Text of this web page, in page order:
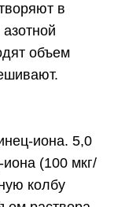
в
объем
иона. 5,0
(100 мкг/
колбу